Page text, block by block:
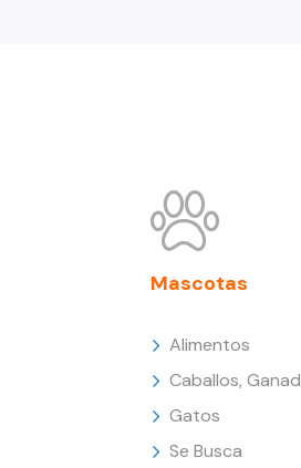
Mascotas
Alimentos
Caballos,
Gatos
Se Busca